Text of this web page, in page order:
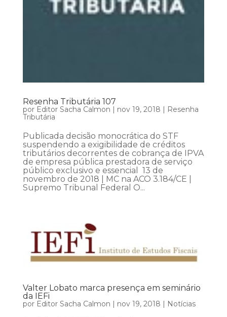
Resenha Tributária 107
por Editor Sacha Calmon | nov 19, 2018 | Resenha
Tributária
Publicada decisão monocrática do STF
suspendendo a exigibilidade de créditos
tributários decorrentes de cobrança de IPVA
de empresa pública prestadora de serviço
público exclusivo e essencial 13 de
novembro de 2018 | MC na ACO 3.184/CE |
Supremo Tribunal Federal O...
Valter Lobato marca presença em seminário
da IEFi
por Editor Sacha Calmon | nov 19, 2018 | Notícias